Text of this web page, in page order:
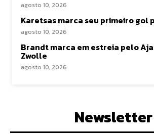
agosto 10, 2026
Karetsas marca seu primeiro gol
agosto 10, 2026
Brandt marca em estreia pelo
Zwolle
agosto 10, 2026
Newsletter